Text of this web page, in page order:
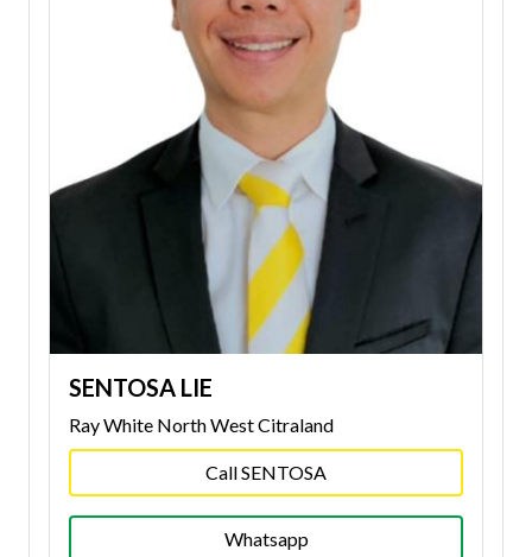
SENTOSA LIE
Ray White North West Citraland
Call SENTOSA
Whatsapp